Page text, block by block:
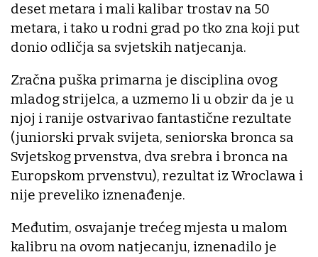
deset metara i mali kalibar trostav na 50
metara, i tako u rodni grad po tko zna koji put
donio odličja sa svjetskih natjecanja.
Zračna puška primarna je disciplina ovog
mladog strijelca, a uzmemo li u obzir da je u
njoj i ranije ostvarivao fantastične rezultate
(juniorski prvak svijeta, seniorska bronca sa
Svjetskog prvenstva, dva srebra i bronca na
Europskom prvenstvu), rezultat iz Wroclawa i
nije preveliko iznenađenje.
Međutim, osvajanje trećeg mjesta u malom
kalibru na ovom natjecanju, iznenadilo je